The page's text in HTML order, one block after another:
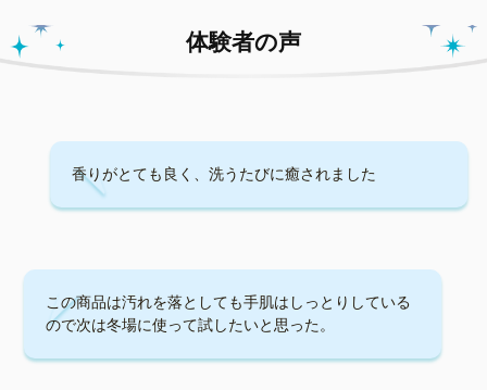
体験者の声
香りがとても良く、洗うたびに癒されました
この商品は汚れを落としても手肌はしっとりしている
ので次は冬場に使って試したいと思った。